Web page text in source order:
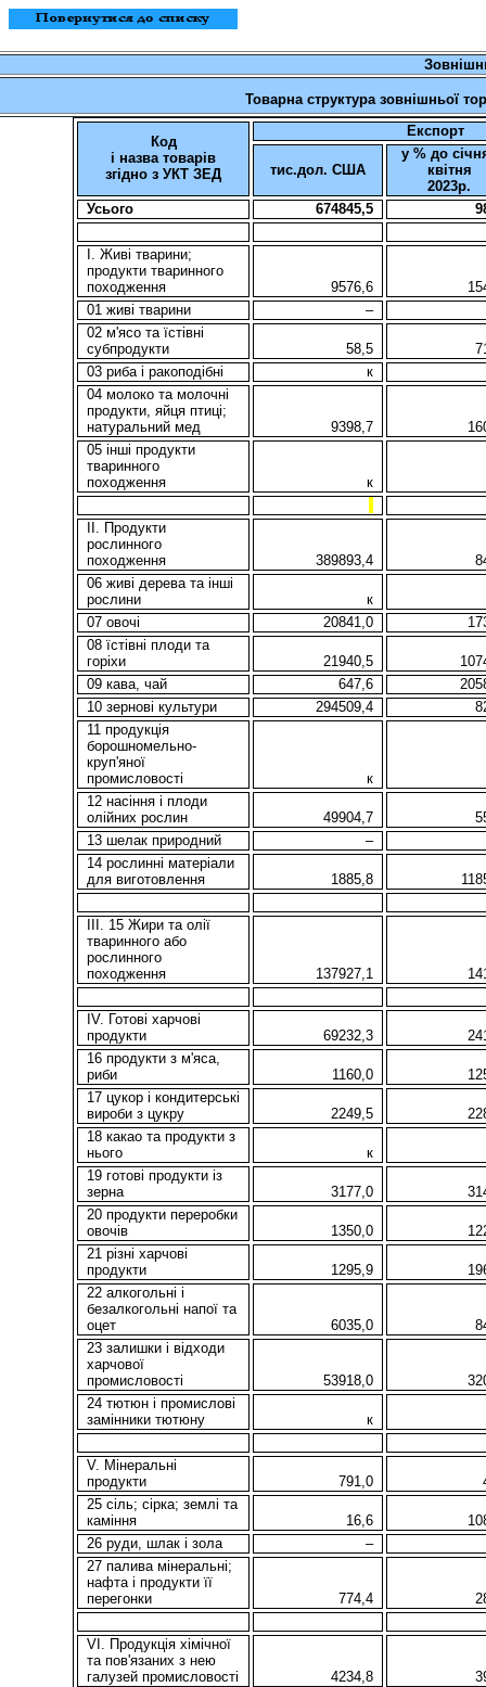
З
Товарна структура зовнішньої
Код
і назва товарів
згідно з УКТ ЗЕД
Експорт
тис.дол. США
у % до
квітня
2023р.
Усього
674845,5
I. Живi тварини;
продукти тваринного
походження
9576,6
01 живi тварини
–
02 м'ясо та їстівні
субпродукти
58,5
03 риба i ракоподібні
к
04 молоко та молочні
продукти, яйця птиці;
натуральний мед
9398,7
05 інші продукти
тваринного
походження
к
II. Продукти
рослинного
походження
389893,4
06 живі дерева та інші
рослини
к
07 овочі
20841,0
08 їстівні плоди та
горіхи
21940,5
09 кава, чай
647,6
10 зернові культури
294509,4
11 продукція
борошномельно-
круп'яної
промисловості
к
12 насіння і плоди
олійних рослин
49904,7
13 шелак природний
–
14 рослинні матеріали
для виготовлення
1885,8
ІІІ. 15 Жири та олії
тваринного або
рослинного
походження
137927,1
IV. Готові харчові
продукти
69232,3
16 продукти з м'яса,
риби
1160,0
17 цукор і кондитерські
вироби з цукру
2249,5
18 какао та продукти з
нього
к
19 готові продукти із
зерна
3177,0
20 продукти переробки
овочів
1350,0
21 різні харчові
продукти
1295,9
22 алкогольні і
безалкогольні напої та
оцет
6035,0
23 залишки і відходи
харчової
промисловості
53918,0
24 тютюн і промислові
замінники тютюну
к
V. Мінеральні
продукти
791,0
25 сіль; сірка; землі та
каміння
16,6
26 руди, шлак і зола
–
27 палива мінеральні;
нафта і продукти її
перегонки
774,4
VI. Продукція хімічної
та пов'язаних з нею
галузей промисловості
4234,8